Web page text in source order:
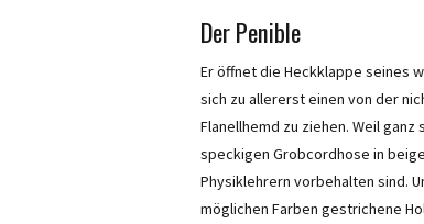
Der Penible
Er öffnet die Heckklappe seines
sich zu allererst einen von der
Flanellhemd zu ziehen. Weil
speckigen Grobcordhose in
Physiklehrern vorbehalten sind.
möglichen Farben gestrichene